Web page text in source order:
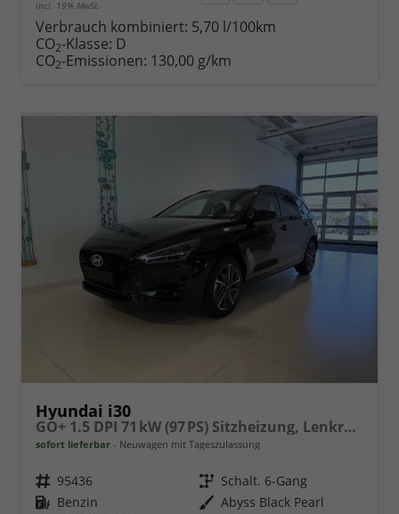
incl. 19% MwSt.
anfordern
Datei,
Verbrauch kombiniert: 5,70 l/100km
CO2-Klasse: D
CO2-Emissionen: 130,00 g/km
Hyundai i30
GO+ 1.5 DPI 71 kW (97 PS) Sitzheizung, Lenkradheizung, 2-Zonen-Klimaautomatik, Android Auto, Apple CarPlay, Navigationssystem, DAB, Induktionsladen für Smartphones, 17 Zoll Leichtmetallfelgen, uvm.
sofort lieferbar Neuwagen mit Tageszulassung
Fahrzeugnr. 95436 Getriebe Schalt. 6-Gang
Kraftstoff Benzin Außenfarbe Abyss Black Pearl